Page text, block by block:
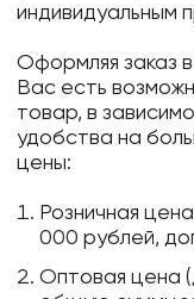
индивидуальным
Оформляя заказ
Вас есть
товар, в
удобства на
цены:
Розничная
000 рублей,
Оптовая цена